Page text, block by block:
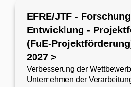
EFRE/JTF -
Entwicklung -
(FuE-
2027 >
Verbesserung der
Unternehmen der